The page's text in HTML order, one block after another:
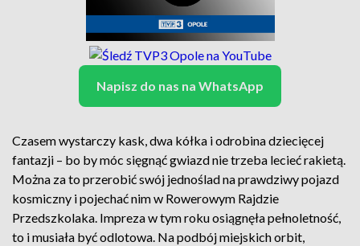
Napisz do nas na WhatsApp
Czasem wystarczy kask, dwa kółka i odrobina dziecięcej
fantazji – bo by móc sięgnąć gwiazd nie trzeba lecieć rakietą.
Można za to przerobić swój jednoślad na prawdziwy pojazd
kosmiczny i pojechać nim w Rowerowym Rajdzie
Przedszkolaka. Impreza w tym roku osiągnęła pełnoletność,
to i musiała być odlotowa. Na podbój miejskich orbit,